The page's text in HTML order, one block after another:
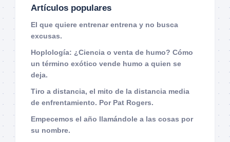
Artículos populares
El que quiere entrenar entrena y no busca
excusas.
Hoplología: ¿Ciencia o venta de humo? Cómo
un término exótico vende humo a quien se
deja.
Tiro a distancia, el mito de la distancia media
de enfrentamiento. Por Pat Rogers.
Empecemos el año llamándole a las cosas por
su nombre.